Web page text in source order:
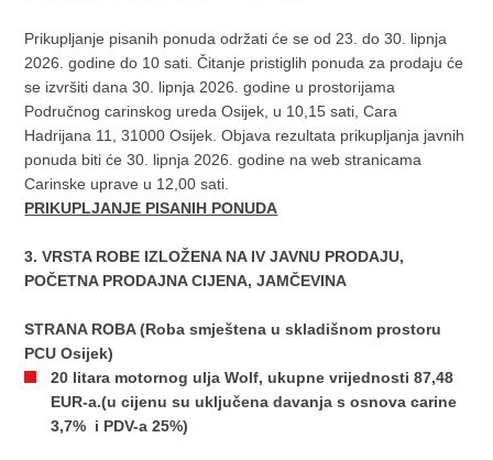
Prikupljanje pisanih ponuda održati će se od 23. do 30. lipnja
2026. godine do 10 sati. Čitanje pristiglih ponuda za prodaju će
se izvršiti dana 30. lipnja 2026. godine u prostorijama
Područnog carinskog ureda Osijek, u 10,15 sati, Cara
Hadrijana 11, 31000 Osijek. Objava rezultata prikupljanja javnih
ponuda biti će 30. lipnja 2026. godine na web stranicama
Carinske uprave u 12,00 sati.
PRIKUPLJANJE PISANIH PONUDA
3. VRSTA ROBE IZLOŽENA NA IV JAVNU PRODAJU,
POČETNA PRODAJNA CIJENA, JAMČEVINA
STRANA ROBA (Roba smještena u skladišnom prostoru
PCU Osijek)
20 litara motornog ulja Wolf, ukupne vrijednosti 87,48
EUR-a.(u cijenu su uključena davanja s osnova carine
3,7% i PDV-a 25%)